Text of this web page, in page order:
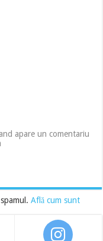
apare un comentariu
spamul.Află cum sunt